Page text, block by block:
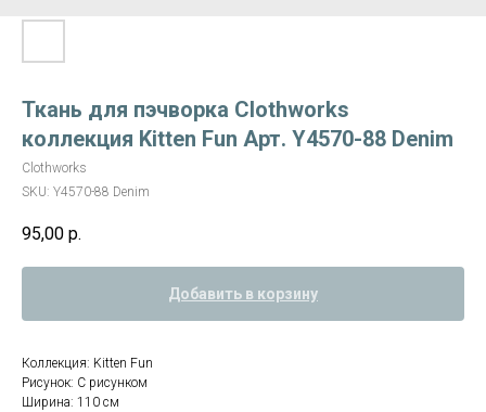
Ткань для пэчворка Clothworks
коллекция Kitten Fun Арт. Y4570-88 Denim
Clothworks
SKU: Y4570-88 Denim
95,00 р.
Добавить в корзину
Коллекция: Kitten Fun
Рисунок: С рисунком
Ширина: 110 см